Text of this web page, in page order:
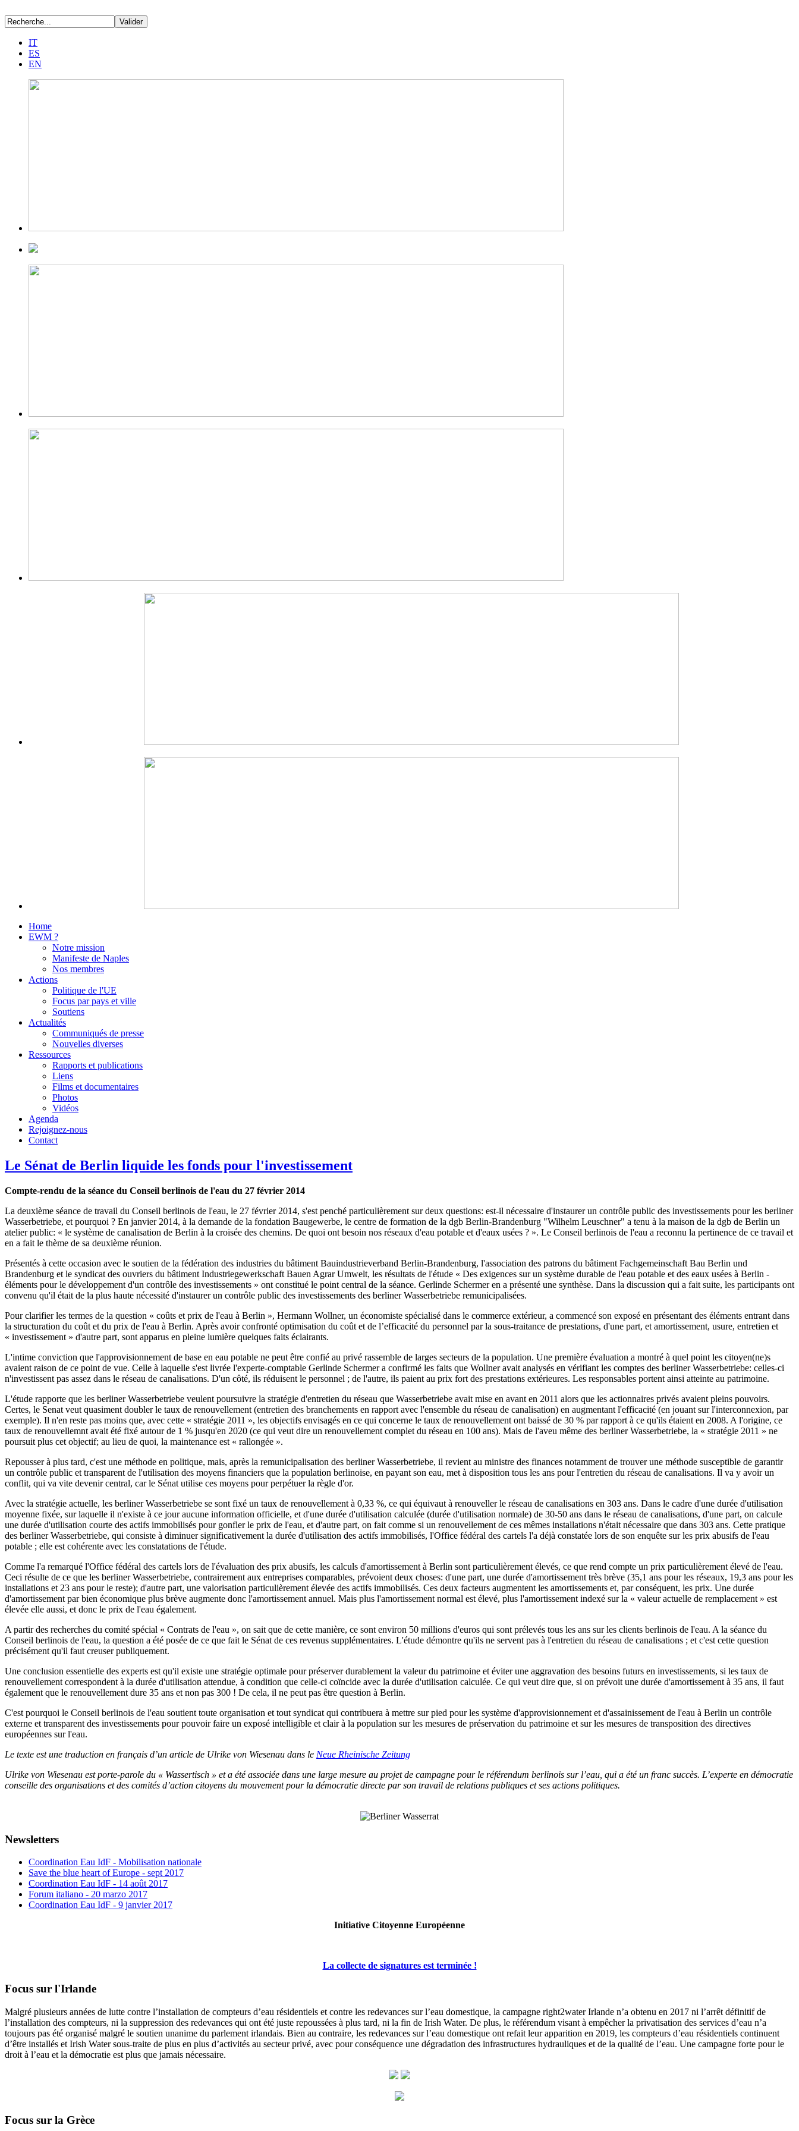
IT
ES
EN
Home
EWM ?
Notre mission
Manifeste de Naples
Nos membres
Actions
Politique de l'UE
Focus par pays et ville
Soutiens
Actualités
Communiqués de presse
Nouvelles diverses
Ressources
Rapports et publications
Liens
Films et documentaires
Photos
Vidéos
Agenda
Rejoignez-nous
Contact
Le Sénat de Berlin liquide les fonds pour l'investissement
Compte-rendu de la séance du Conseil berlinois de l'eau du 27 février 2014
La deuxième séance de travail du Conseil berlinois de l'eau, le 27 février 2014, s'est penché particulièrement sur deux questions: est-il nécessaire d'instaurer un contrôle public des investissements pour les berliner
Wasserbetriebe, et pourquoi ? En janvier 2014, à la demande de la fondation Baugewerbe, le centre de formation de la dgb Berlin-Brandenburg "Wilhelm Leuschner" a tenu à la maison de la dgb de Berlin un
atelier public: « le système de canalisation de Berlin à la croisée des chemins. De quoi ont besoin nos réseaux d'eau potable et d'eaux usées ? ». Le Conseil berlinois de l'eau a reconnu la pertinence de ce travail et
en a fait le thème de sa deuxième réunion.
Présentés à cette occasion avec le soutien de la fédération des industries du bâtiment Bauindustrieverband Berlin-Brandenburg, l'association des patrons du bâtiment Fachgemeinschaft Bau Berlin und
Brandenburg et le syndicat des ouvriers du bâtiment Industriegewerkschaft Bauen Agrar Umwelt, les résultats de l'étude « Des exigences sur un système durable de l'eau potable et des eaux usées à Berlin -
éléments pour le développement d'un contrôle des investissements » ont constitué le point central de la séance. Gerlinde Schermer en a présenté une synthèse. Dans la discussion qui a fait suite, les participants ont
convenu qu'il était de la plus haute nécessité d'instaurer un contrôle public des investissements des berliner Wasserbetriebe remunicipalisées.
Pour clarifier les termes de la question « coûts et prix de l'eau à Berlin », Hermann Wollner, un économiste spécialisé dans le commerce extérieur, a commencé son exposé en présentant des éléments entrant dans
la structuration du coût et du prix de l'eau à Berlin. Après avoir confronté optimisation du coût et de l’efficacité du personnel par la sous-traitance de prestations, d'une part, et amortissement, usure, entretien et
« investissement » d'autre part, sont apparus en pleine lumière quelques faits éclairants.
L'intime conviction que l'approvisionnement de base en eau potable ne peut être confié au privé rassemble de larges secteurs de la population. Une première évaluation a montré à quel point les citoyen(ne)s
avaient raison de ce point de vue. Celle à laquelle s'est livrée l'experte-comptable Gerlinde Schermer a confirmé les faits que Wollner avait analysés en vérifiant les comptes des berliner Wasserbetriebe: celles-ci
n'investissent pas assez dans le réseau de canalisations. D'un côté, ils réduisent le personnel ; de l'autre, ils paient au prix fort des prestations extérieures. Les responsables portent ainsi atteinte au patrimoine.
L'étude rapporte que les berliner Wasserbetriebe veulent poursuivre la stratégie d'entretien du réseau que Wasserbetriebe avait mise en avant en 2011 alors que les actionnaires privés avaient pleins pouvoirs.
Certes, le Senat veut quasiment doubler le taux de renouvellement (entretien des branchements en rapport avec l'ensemble du réseau de canalisation) en augmentant l'efficacité (en jouant sur l'interconnexion, par
exemple). Il n'en reste pas moins que, avec cette « stratégie 2011 », les objectifs envisagés en ce qui concerne le taux de renouvellement ont baissé de 30 % par rapport à ce qu'ils étaient en 2008. A l'origine, ce
taux de renouvellemnt avait été fixé autour de 1 % jusqu'en 2020 (ce qui veut dire un renouvellement complet du réseau en 100 ans). Mais de l'aveu même des berliner Wasserbetriebe, la « stratégie 2011 » ne
poursuit plus cet objectif; au lieu de quoi, la maintenance est « rallongée ».
Repousser à plus tard, c'est une méthode en politique, mais, après la remunicipalisation des berliner Wasserbetriebe, il revient au ministre des finances notamment de trouver une méthode susceptible de garantir
un contrôle public et transparent de l'utilisation des moyens financiers que la population berlinoise, en payant son eau, met à disposition tous les ans pour l'entretien du réseau de canalisations. Il va y avoir un
conflit, qui va vite devenir central, car le Sénat utilise ces moyens pour perpétuer la règle d'or.
Avec la stratégie actuelle, les berliner Wasserbetriebe se sont fixé un taux de renouvellement à 0,33 %, ce qui équivaut à renouveller le réseau de canalisations en 303 ans. Dans le cadre d'une durée d'utilisation
moyenne fixée, sur laquelle il n'existe à ce jour aucune information officielle, et d'une durée d'utilisation calculée (durée d'utilisation normale) de 30-50 ans dans le réseau de canalisations, d'une part, on calcule
une durée d'utilisation courte des actifs immobilisés pour gonfler le prix de l'eau, et d'autre part, on fait comme si un renouvellement de ces mêmes installations n'était nécessaire que dans 303 ans. Cette pratique
des berliner Wasserbetriebe, qui consiste à diminuer significativement la durée d'utilisation des actifs immobilisés, l'Office fédéral des cartels l'a déjà constatée lors de son enquête sur les prix abusifs de l'eau
potable ; elle est cohérente avec les constatations de l'étude.
Comme l'a remarqué l'Office fédéral des cartels lors de l'évaluation des prix abusifs, les calculs d'amortissement à Berlin sont particulièrement élevés, ce que rend compte un prix particulièrement élevé de l'eau.
Ceci résulte de ce que les berliner Wasserbetriebe, contrairement aux entreprises comparables, prévoient deux choses: d'une part, une durée d'amortissement très brève (35,1 ans pour les réseaux, 19,3 ans pour les
installations et 23 ans pour le reste); d'autre part, une valorisation particulièrement élevée des actifs immobilisés. Ces deux facteurs augmentent les amortissements et, par conséquent, les prix. Une durée
d'amortissement par bien économique plus brève augmente donc l'amortissement annuel. Mais plus l'amortissement normal est élevé, plus l'amortissement indexé sur la « valeur actuelle de remplacement » est
élevée elle aussi, et donc le prix de l'eau également.
A partir des recherches du comité spécial « Contrats de l'eau », on sait que de cette manière, ce sont environ 50 millions d'euros qui sont prélevés tous les ans sur les clients berlinois de l'eau. A la séance du
Conseil berlinois de l'eau, la question a été posée de ce que fait le Sénat de ces revenus supplémentaires. L'étude démontre qu'ils ne servent pas à l'entretien du réseau de canalisations ; et c'est cette question
précisément qu'il faut creuser publiquement.
Une conclusion essentielle des experts est qu'il existe une stratégie optimale pour préserver durablement la valeur du patrimoine et éviter une aggravation des besoins futurs en investissements, si les taux de
renouvellement correspondent à la durée d'utilisation attendue, à condition que celle-ci coïncide avec la durée d'utilisation calculée. Ce qui veut dire que, si on prévoit une durée d'amortissement à 35 ans, il faut
également que le renouvellement dure 35 ans et non pas 300 ! De cela, il ne peut pas être question à Berlin.
C'est pourquoi le Conseil berlinois de l'eau soutient toute organisation et tout syndicat qui contribuera à mettre sur pied pour les système d'approvisionnement et d'assainissement de l'eau à Berlin un contrôle
externe et transparent des investissements pour pouvoir faire un exposé intelligible et clair à la population sur les mesures de préservation du patrimoine et sur les mesures de transposition des directives
européennes sur l'eau.
Le texte est une traduction en français d’un article de Ulrike von Wiesenau dans le Neue Rheinische Zeitung
Ulrike von Wiesenau est porte-parole du « Wassertisch » et a été associée dans une large mesure au projet de campagne pour le référendum berlinois sur l’eau, qui a été un franc succès. L’experte en démocratie
conseille des organisations et des comités d’action citoyens du mouvement pour la démocratie directe par son travail de relations publiques et ses actions politiques.
Newsletters
Coordination Eau IdF - Mobilisation nationale
Save the blue heart of Europe - sept 2017
Coordination Eau IdF - 14 août 2017
Forum italiano - 20 marzo 2017
Coordination Eau IdF - 9 janvier 2017
Initiative Citoyenne Européenne
La collecte de signatures est terminée !
Focus sur l'Irlande
Malgré plusieurs années de lutte contre l’installation de compteurs d’eau résidentiels et contre les redevances sur l’eau domestique, la campagne right2water Irlande n’a obtenu en 2017 ni l’arrêt définitif de
l’installation des compteurs, ni la suppression des redevances qui ont été juste repoussées à plus tard, ni la fin de Irish Water. De plus, le référendum visant à empêcher la privatisation des services d’eau n’a
toujours pas été organisé malgré le soutien unanime du parlement irlandais. Bien au contraire, les redevances sur l’eau domestique ont refait leur apparition en 2019, les compteurs d’eau résidentiels continuent
d’être installés et Irish Water sous-traite de plus en plus d’activités au secteur privé, avec pour conséquence une dégradation des infrastructures hydrauliques et de la qualité de l’eau. Une campagne forte pour le
droit à l’eau et la démocratie est plus que jamais nécessaire.
Focus sur la Grèce